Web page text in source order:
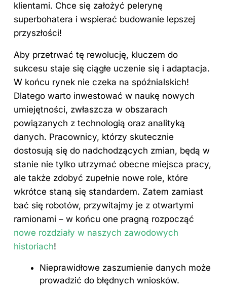
klientami. Chce się założyć pelerynę
superbohatera i wspierać budowanie lepszej
przyszłości!
Aby przetrwać tę rewolucję, kluczem do
sukcesu staje się ciągłe uczenie się i adaptacja.
W końcu rynek nie czeka na spóźnialskich!
Dlatego warto inwestować w naukę nowych
umiejętności, zwłaszcza w obszarach
powiązanych z technologią oraz analityką
danych. Pracownicy, którzy skutecznie
dostosują się do nadchodzących zmian, będą w
stanie nie tylko utrzymać obecne miejsca pracy,
ale także zdobyć zupełnie nowe role, które
wkrótce staną się standardem. Zatem zamiast
bać się robotów, przywitajmy je z otwartymi
ramionami – w końcu one pragną rozpocząć
nowe rozdziały w naszych zawodowych
historiach!
Nieprawidłowe zaszumienie danych może
prowadzić do błędnych wniosków.